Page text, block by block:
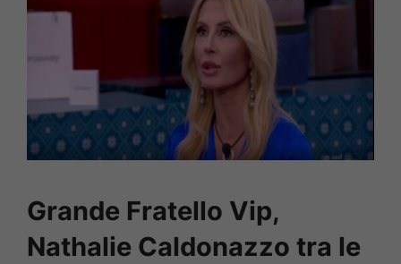
Grande Fratello Vip,
Nathalie Caldonazzo tra le